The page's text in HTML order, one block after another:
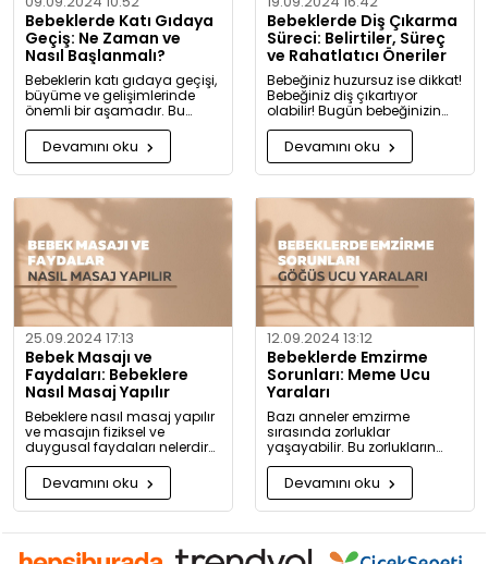
Bebeklerde Katı Gıdaya
Geçiş: Ne Zaman ve
Nasıl Başlanmalı?
Bebeklerin katı gıdaya geçişi,
büyüme ve gelişimlerinde
önemli bir aşamadır. Bu
konuda bilmeniz gerekenleri
detaylıca anlattık!
Devamını oku
Bebeklerde Diş Çıkarma
Süreci: Belirtiler, Süreç
ve Rahatlatıcı Öneriler
Bebeğiniz huzursuz ise dikkat!
Bebeğiniz diş çıkartıyor
olabilir! Bugün bebeğinizin
diş çıkarma belirtilerini ve sizi
rahatlatacak önerileri
paylaşıyoruz.
Devamını oku
25.09.2024 17:13
Bebek Masajı ve
Faydaları: Bebeklere
Nasıl Masaj Yapılır
Bebeklere nasıl masaj yapılır
ve masajın fiziksel ve
duygusal faydaları nelerdir?
Neden bugüne kadar masaj
yapmadığınıza pişman
olacaksınız!
Devamını oku
12.09.2024 13:12
Bebeklerde Emzirme
Sorunları: Meme Ucu
Yaraları
Bazı anneler emzirme
sırasında zorluklar
yaşayabilir. Bu zorlukların
başında meme ucu yaraları
ve emzirme sırasında
hissedilen acı gelir.
Devamını oku